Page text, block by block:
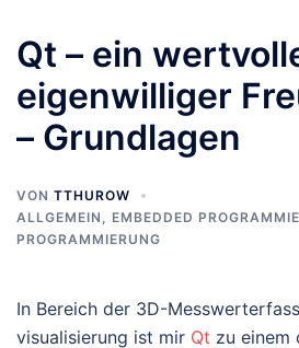
Qt – ein
eigenwilliger
– Grundlagen
VON TTHUROW
ALLGEMEIN
EMBEDDED
PROGRAMMIERUNG
In Bereich der 3D-
visualisierung ist mir Qt zu einem